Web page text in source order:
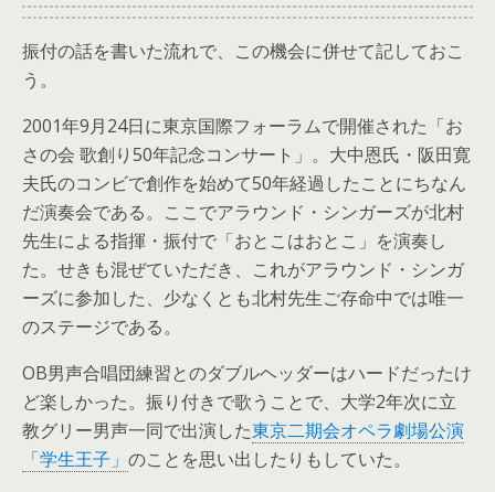
振付の話を書いた流れで、この機会に併せて記しておこ
う。
2001年9月24日に東京国際フォーラムで開催された「お
さの会 歌創り50年記念コンサート」。大中恩氏・阪田寛
夫氏のコンビで創作を始めて50年経過したことにちなん
だ演奏会である。ここでアラウンド・シンガーズが北村
先生による指揮・振付で「おとこはおとこ」を演奏し
た。せきも混ぜていただき、これがアラウンド・シンガ
ーズに参加した、少なくとも北村先生ご存命中では唯一
のステージである。
OB男声合唱団練習とのダブルヘッダーはハードだったけ
ど楽しかった。振り付きで歌うことで、大学2年次に立
教グリー男声一同で出演した東京二期会オペラ劇場公演
「学生王子」 のことを思い出したりもしていた。